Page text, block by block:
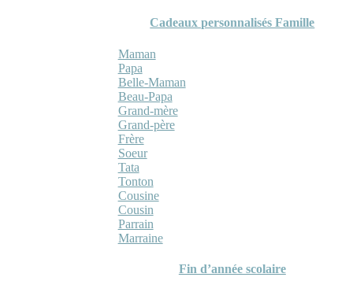
Cadeaux personnalisés Famille
Maman
Papa
Belle-Maman
Beau-Papa
Grand-mère
Grand-père
Frère
Soeur
Tata
Tonton
Cousine
Cousin
Parrain
Marraine
Fin d’année scolaire